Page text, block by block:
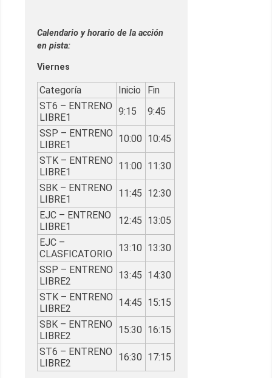
Calendario y horario de la acción
en pista:
Viernes
Categoría Inicio
Fin
ST6 – ENTRENO
LIBRE1
9:15
9:45
SSP – ENTRENO
LIBRE1
10:00 10:45
STK – ENTRENO
LIBRE1
11:00 11:30
SBK – ENTRENO
LIBRE1
11:45 12:30
EJC – ENTRENO
LIBRE1
12:45 13:05
EJC –
CLASFICATORIO
13:10 13:30
SSP – ENTRENO
LIBRE2
13:45 14:30
STK – ENTRENO
LIBRE2
14:45 15:15
SBK – ENTRENO
LIBRE2
15:30 16:15
ST6 – ENTRENO
LIBRE2
16:30 17:15